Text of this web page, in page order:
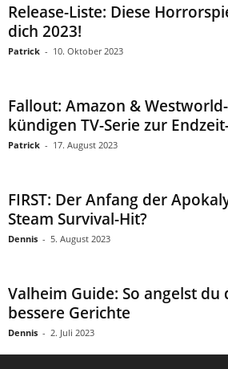
Release-Liste: Diese
dich 2023!
Patrick - 10. Oktober 2023
Fallout: Amazon &
kündigen TV-Serie zur
Patrick - 17. August 2023
FIRST: Der Anfang der
Steam Survival-Hit?
Dennis - 5. August 2023
Valheim Guide: So angelst du
bessere Gerichte
Dennis - 2. Juli 2023